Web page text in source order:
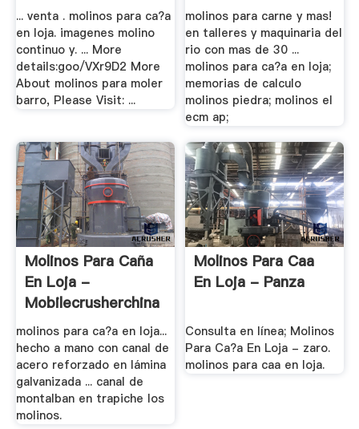
... venta . molinos para ca?a
en loja. imagenes molino
continuo y. ... More
details:goo/VXr9D2 More
About molinos para moler
barro, Please Visit: ...
molinos para carne y mas!
en talleres y maquinaria del
rio con mas de 30 ...
molinos para ca?a en loja;
memorias de calculo
molinos piedra; molinos el
ecm ap;
Molinos Para Caña
En Loja -
Mobilecrusherchina
molinos para ca?a en loja...
hecho a mano con canal de
acero reforzado en lámina
galvanizada ... canal de
montalban en trapiche los
molinos.
Molinos Para Caa
En Loja - Panza
Consulta en línea; Molinos
Para Ca?a En Loja - zaro.
molinos para caa en loja.